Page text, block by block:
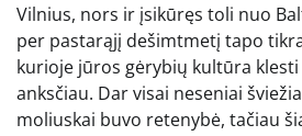
Vilnius, nors ir įsikūręs toli nuo
per pastarąjį dešimtmetį tapo
kurioje jūros gėrybių kultūra klesti
anksčiau. Dar visai neseniai
moliuskai buvo retenybė, tačiau